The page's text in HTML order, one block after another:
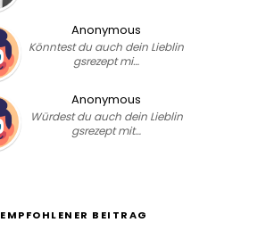
Anonymous
Könntest du auch dein Lieblin
gsrezept mi…
Anonymous
Würdest du auch dein Lieblin
gsrezept mit…
EMPFOHLENER BEITRAG